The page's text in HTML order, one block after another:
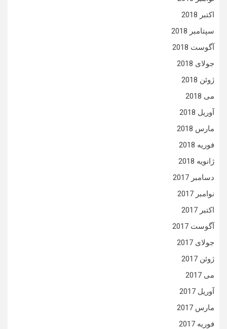
اکتبر 2018
سپتامبر 2018
آگوست 2018
جولای 2018
ژوئن 2018
می 2018
آوریل 2018
مارس 2018
فوریه 2018
ژانویه 2018
دسامبر 2017
نوامبر 2017
اکتبر 2017
آگوست 2017
جولای 2017
ژوئن 2017
می 2017
آوریل 2017
مارس 2017
فوریه 2017